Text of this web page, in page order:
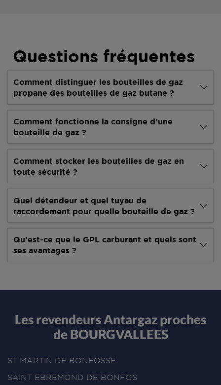
Questions fréquentes
Comment distinguer les bouteilles de gaz
propane des bouteilles de gaz butane ?
Comment fonctionne la consigne d’une
bouteille de gaz ?
Comment stocker les bouteilles de gaz en
toute sécurité ?
Quel détendeur et quel tuyau de
raccordement pour quelle bouteille de gaz ?
Qu’est-ce que le GPL carburant et quels sont
ses avantages ?
Les revendeurs Antargaz proches
de BOURGVALLEES
ST MARTIN DE BONFOSSE
SAINT EBREMOND DE BONFOS